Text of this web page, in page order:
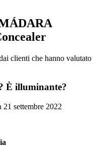
clienti che hanno valutato
È illuminante?
21 settembre 2022